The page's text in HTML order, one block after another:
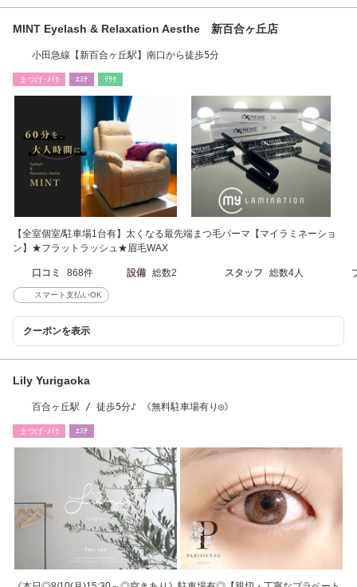
MINT Eyelash & Relaxation Aesthe 新百合ヶ丘店
小田急線【新百合ヶ丘駅】南口から徒歩5分
まつげ･ﾒｲｸ ｴｽﾃ ﾘﾗｸ
【全室個室/駐車場1台有】太くなる最先端まつ毛パーマ【マイラミネーショ
ン】★フラットラッシュ★眉毛WAX
口コミ 868件 設備 総数2 スタッフ 総数4人
スマート支払いOK
クーポンを表示
Lily Yurigaoka
百合ヶ丘駅 / 徒歩5分♪ 《無料駐車場有り◎》
まつげ･ﾒｲｸ ｴｽﾃ